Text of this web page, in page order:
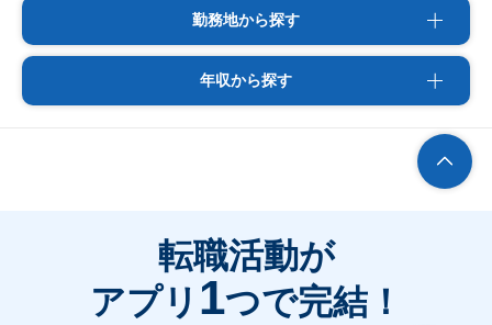
勤務地から探す
年収から探す
転職活動が
アプリ 1つで完結！